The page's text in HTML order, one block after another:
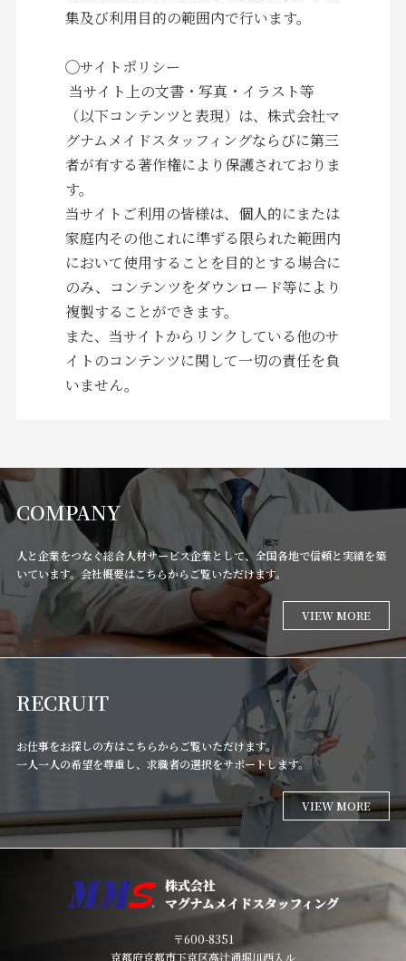
集及び利用目的の範囲内で行います。
◯サイトポリシー
当サイト上の文書・写真・イラスト等
（以下コンテンツと表現）は、株式会社マ
グナムメイドスタッフィングならびに第三
者が有する著作権により保護されておりま
す。
当サイトご利用の皆様は、個人的にまたは
家庭内その他これに準ずる限られた範囲内
において使用することを目的とする場合に
のみ、コンテンツをダウンロード等により
複製することができます。
また、当サイトからリンクしている他のサ
イトのコンテンツに関して一切の責任を負
いません。
COMPANY
人と企業をつなぐ総合人材サービス企業として、全国各地で信頼と実績を築
いています。会社概要はこちらからご覧いただけます。
VIEW MORE
RECRUIT
お仕事をお探しの方はこちらからご覧いただけます。
一人一人の希望を尊重し、求職者の選択をサポートします。
VIEW MORE
〒600-8351
京都府京都市下京区高辻通堀川西入ル